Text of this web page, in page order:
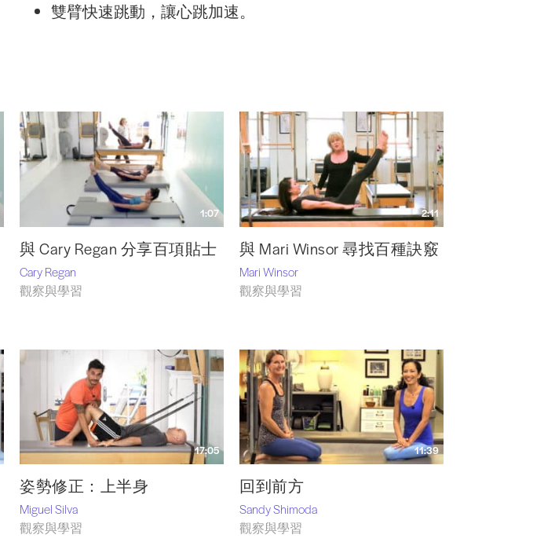
雙臂快速跳動，讓心跳加速。
1:07
與 Cary Regan 分享百項貼士
Cary Regan
觀察與學習
2:11
與 Mari Winsor 尋找百種訣竅
Mari Winsor
觀察與學習
17:05
姿勢修正：上半身
Miguel Silva
觀察與學習
11:39
回到前方
Sandy Shimoda
觀察與學習